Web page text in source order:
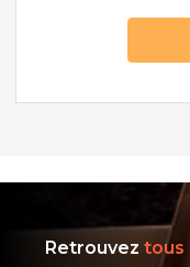
Retrouvez tous